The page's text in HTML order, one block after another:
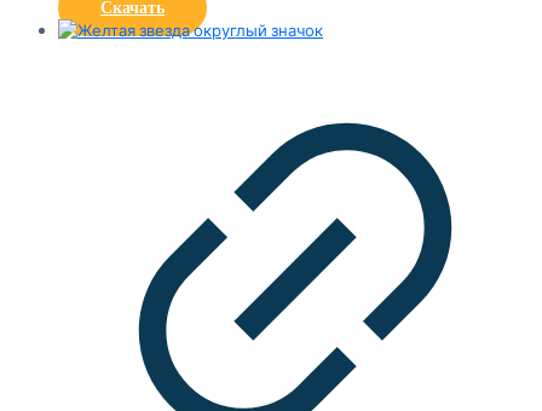
Скачать